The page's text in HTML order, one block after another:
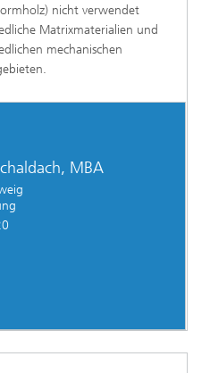
nicht verwendet
Matrixmaterialien und
mechanischen
MBA